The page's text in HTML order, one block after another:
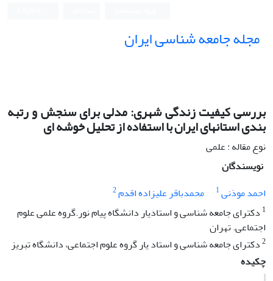
مجله جامعه شناسی ایران
بررسی کیفیت زندگی شهری: مدلی برای سنجش و رتبه
بندی استان‏ها‏ی ایران با استفاده از تحلیل خوشه ‏ای
نوع مقاله : علمی
نویسندگان
احمد موذنی1 محمدباقر علیزاده اقدم2
1 دکترای جامعه‏ شناسی و استادیار دانشگاه پیام نور.گروه علمی علوم
اجتماعی. تهران
2دکترای جامعه ‏شناسی و استاد یار گروه علوم اجتماعی، دانشگاه تبریز
چکیده